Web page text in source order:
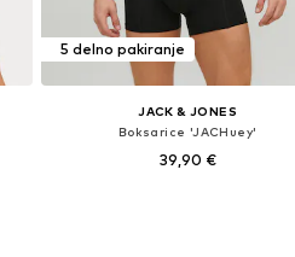
5 delno pakiranje
JACK & JONES
Boksarice 'JACHuey'
39,90 €